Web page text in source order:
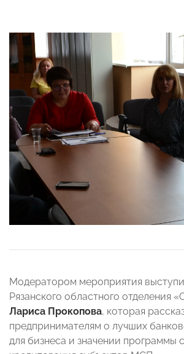
Модератором мероприятия
Рязанского областного
Лариса Прокопова, которая
предпринимателям о лучших
для бизнеса и значении программы